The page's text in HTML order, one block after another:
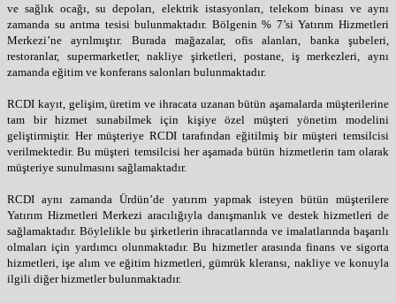
ve sağlık ocağı, su depoları, elektrik istasyonları, telekom binası ve aynı
zamanda su arıtma tesisi bulunmaktadır. Bölgenin % 7’si Yatırım Hizmetleri
Merkezi’ne ayrılmıştır. Burada mağazalar, ofis alanları, banka şubeleri,
restoranlar, supermarketler, nakliye şirketleri, postane, iş merkezleri, aynı
zamanda eğitim ve konferans salonları bulunmaktadır.
RCDI kayıt, gelişim, üretim ve ihracata uzanan bütün aşamalarda müşterilerine
tam bir hizmet sunabilmek için kişiye özel müşteri yönetim modelini
geliştirmiştir. Her müşteriye RCDI tarafından eğitilmiş bir müşteri temsilcisi
verilmektedir. Bu müşteri temsilcisi her aşamada bütün hizmetlerin tam olarak
müşteriye sunulmasını sağlamaktadır.
RCDI aynı zamanda Ürdün’de yatırım yapmak isteyen bütün müşterilere
Yatırım Hizmetleri Merkezi aracılığıyla danışmanlık ve destek hizmetleri de
sağlamaktadır. Böylelikle bu şirketlerin ihracatlarında ve imalatlarında başarılı
olmaları için yardımcı olunmaktadır. Bu hizmetler arasında finans ve sigorta
hizmetleri, işe alım ve eğitim hizmetleri, gümrük kleransı, nakliye ve konuyla
ilgili diğer hizmetler bulunmaktadır.